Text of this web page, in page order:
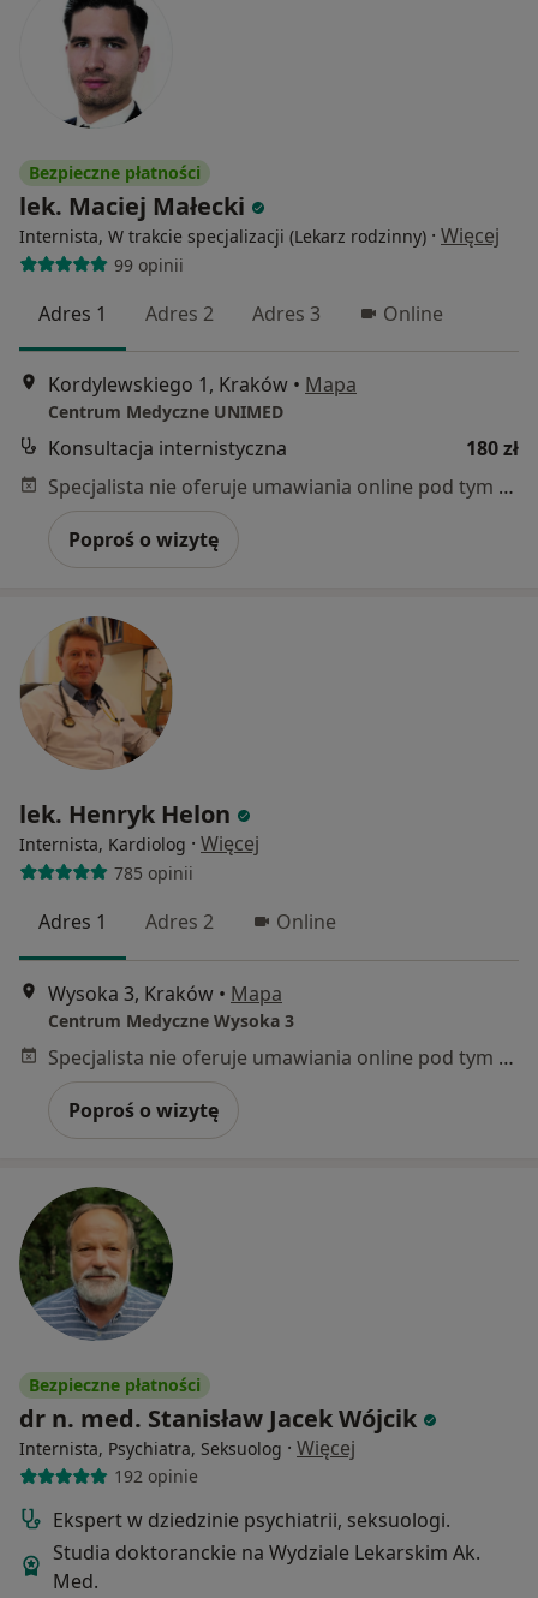
Bezpieczne płatności
lek. Maciej Małecki
Internista, W trakcie specjalizacji (Lekarz rodzinny) · Więcej
99 opinii
Adres 1 Adres 2 Adres 3 Online
Kordylewskiego 1, Kraków • Mapa
Centrum Medyczne UNIMED
Konsultacja internistyczna
180 zł
Specjalista nie oferuje umawiania online pod tym adresem.
Poproś o wizytę
lek. Henryk Helon
Internista, Kardiolog · Więcej
785 opinii
Adres 1 Adres 2 Online
Wysoka 3, Kraków • Mapa
Centrum Medyczne Wysoka 3
Specjalista nie oferuje umawiania online pod tym adresem.
Poproś o wizytę
Bezpieczne płatności
dr n. med. Stanisław Jacek Wójcik
Internista, Psychiatra, Seksuolog · Więcej
192 opinie
Ekspert w dziedzinie psychiatrii, seksuologi.
Studia doktoranckie na Wydziale Lekarskim Ak.
Med.